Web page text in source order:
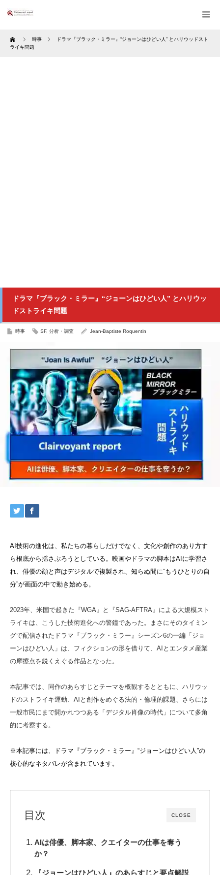
Home 時事
ドラマ『ブラック・ミラー』“ジョーンはひどい人” とハリウッドスト
ライキ問題
ドラマ『ブラック・ミラー』“ジョーンはひどい人” とハリウッ
ドストライキ問題
時事 SF, 分析・調査 Jean-Baptiste Roquentin
AI技術の進化は、私たちの暮らしだけでなく、文化や創作のあり方す
ら根底から揺さぶろうとしている。映画やドラマの脚本はAIに学習さ
れ、俳優の顔と声はデジタルで複製され、知らぬ間に“もうひとりの自
分”が画面の中で動き始める。
2023年、米国で起きた『WGA』と『SAG-AFTRA』による大規模スト
ライキは、こうした技術進化への警鐘であった。まさにそのタイミン
グで配信されたドラマ『ブラック・ミラー』シーズン6の一編「ジョ
ーンはひどい人」は、フィクションの形を借りて、AIとエンタメ産業
の摩擦点を鋭くえぐる作品となった。
本記事では、同作のあらすじとテーマを概観するとともに、ハリウッ
ドのストライキ運動、AIと創作をめぐる法的・倫理的課題、さらには
一般市民にまで開かれつつある「デジタル肖像の時代」について多角
的に考察する。
※本記事には、ドラマ『ブラック・ミラー』“ジョーンはひどい人”の
核心的なネタバレが含まれています。
CLOSE
目次
AIは俳優、脚本家、クエイターの仕事を奪う
か？
『ジョーンはひどい人』のあらすじと要点解説